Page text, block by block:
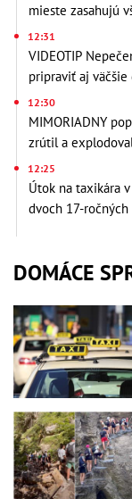
mieste zasahujú
12:31
VIDEOTIP
pripraviť aj väčšie
12:30
MIMORIADNY
zrútil a
12:25
Útok na taxikára
dvoch 17-
DOMÁCE